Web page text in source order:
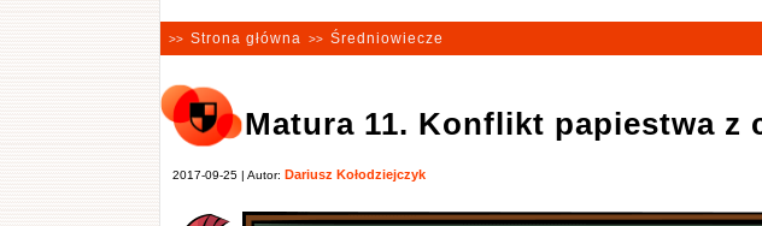
>> Strona główna >> Średniowiecze
Matura 11. Konflikt papiestwa z
2017-09-25 | Autor: Dariusz Kołodziejczyk